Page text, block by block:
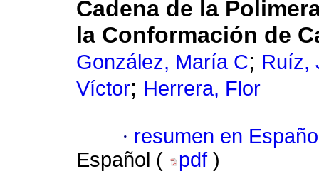
Cadena de la
la Conformación de
González, María C; Ruíz,
Víctor; Herrera, Flor
· resumen en
Español (
pdf )